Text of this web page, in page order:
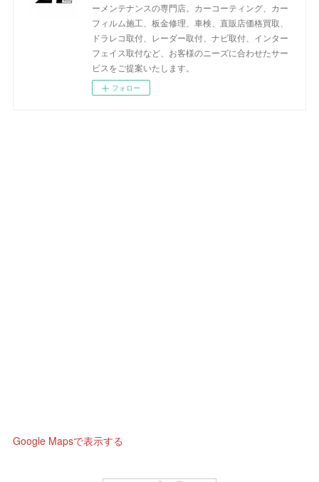
ーメンテナンスの専門店。カーコーティング、カー
フィルム施工、板金修理、車検、直販店価格買取、
ドラレコ取付、レーダー取付、ナビ取付、インター
フェイス取付など、お客様のニーズに合わせたサー
ビスをご提案いたします。
フォロー
Google Mapsで表示する